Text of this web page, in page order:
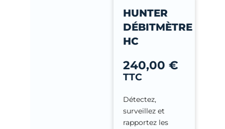
HUNTER
DÉBITMÈTRE
HC
240,00 €
TTC
Détectez,
surveillez et
rapportez les